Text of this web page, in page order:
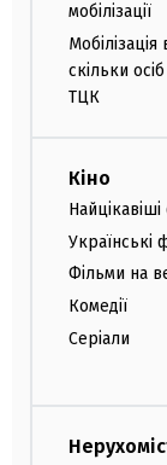
мобілізації
Мобілізація
скільки
ТЦК
Кіно
Українські
Фільми на
Комедії
Серіали